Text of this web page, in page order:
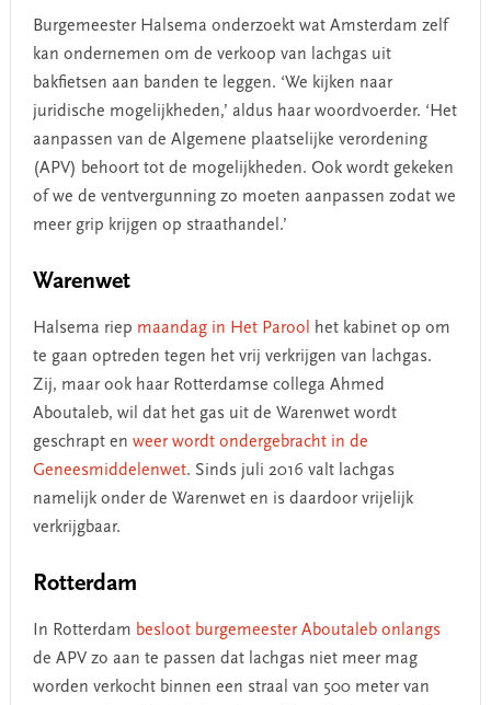
Burgemeester Halsema onderzoekt wat Amsterdam zelf
kan ondernemen om de verkoop van lachgas uit
bakfietsen aan banden te leggen. ‘We kijken naar
juridische mogelijkheden,’ aldus haar woordvoerder. ‘Het
aanpassen van de Algemene plaatselijke verordening
(APV) behoort tot de mogelijkheden. Ook wordt gekeken
of we de ventvergunning zo moeten aanpassen zodat we
meer grip krijgen op straathandel.’
Warenwet
Halsema riep maandag in Het Parool
het kabinet op om
te gaan optreden tegen het vrij verkrijgen van lachgas.
Zij, maar ook haar Rotterdamse collega Ahmed
Aboutaleb, wil dat het gas uit de Warenwet wordt
geschrapt en weer wordt ondergebracht in de
Geneesmiddelenwet. Sinds juli 2016 valt lachgas
namelijk onder de Warenwet en is daardoor vrijelijk
verkrijgbaar.
Rotterdam
In Rotterdam besloot burgemeester Aboutaleb onlangs
de APV zo aan te passen dat lachgas niet meer mag
worden verkocht binnen een straal van 500 meter van